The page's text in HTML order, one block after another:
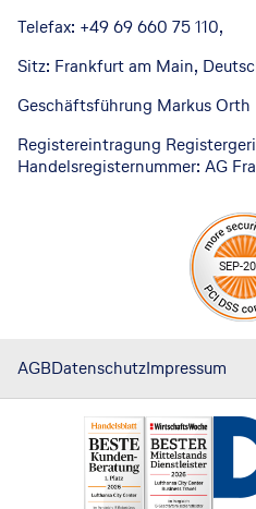
Telefax: +49 69 660 75 110,
Sitz: Frankfurt am Main,
Geschäftsführung Markus Orth
Registereintragung
Handelsregisternummer: AG
AGBDatenschutzImpressum